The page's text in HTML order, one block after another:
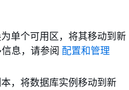
单个可用区，将其移动到新
息，请参阅 配置和管理
，将数据库实例移动到新